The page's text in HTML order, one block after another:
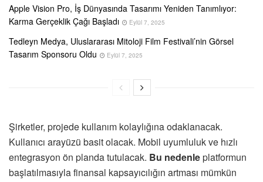
Apple Vision Pro, İş Dünyasında Tasarımı Yeniden Tanımlıyor:
Karma Gerçeklik Çağı Başladı
Eylül 7, 2025
Tedleyn Medya, Uluslararası Mitoloji Film Festivali’nin Görsel
Tasarım Sponsoru Oldu
Eylül 7, 2025
Şirketler, projede kullanım kolaylığına odaklanacak.
Kullanıcı arayüzü basit olacak. Mobil uyumluluk ve hızlı
entegrasyon ön planda tutulacak. Bu nedenleplatformun
başlatılmasıyla finansal kapsayıcılığın artması mümkün